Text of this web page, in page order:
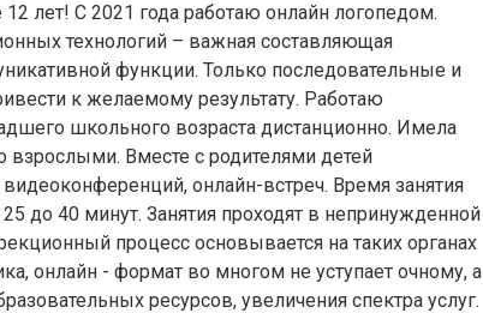
лет! С 2021 года работаю онлайн логопедом.
технологий – важная составляющая
функции. Только последовательные и
к желаемому результату. Работаю
школьного возраста дистанционно. Имела
Вместе с родителями детей
онлайн-встреч. Время занятия
до 40 минут. Занятия проходят в непринужденной
процесс основывается на таких органах
онлайн - формат во многом не уступает очному, а
ресурсов, увеличения спектра услуг.